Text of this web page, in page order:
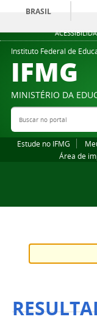
BRASIL
Instituto Federal de
IFMG
MINISTÉRIO DA
Buscar no portal
Estude no IFMG
Área de